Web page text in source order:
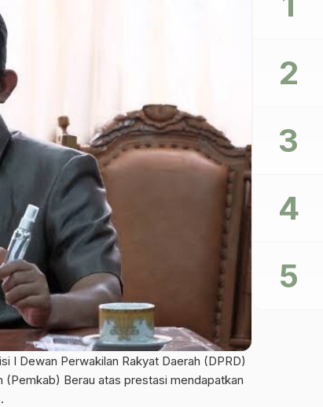
I Dewan Perwakilan Rakyat Daerah (DPRD)
Berau atas prestasi mendapatkan